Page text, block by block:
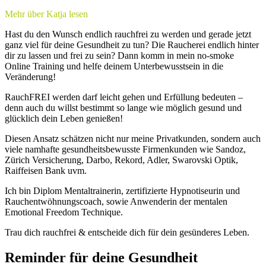
Mehr über Katja lesen
Hast du den Wunsch endlich rauchfrei zu werden und gerade jetzt
ganz viel für deine Gesundheit zu tun? Die Raucherei endlich hinter
dir zu lassen und frei zu sein? Dann komm in mein no-smoke
Online Training und helfe deinem Unterbewusstsein in die
Veränderung!
RauchFREI werden darf leicht gehen und Erfüllung bedeuten –
denn auch du willst bestimmt so lange wie möglich gesund und
glücklich dein Leben genießen!
Diesen Ansatz schätzen nicht nur meine Privatkunden, sondern auch
viele namhafte gesundheitsbewusste Firmenkunden wie Sandoz,
Zürich Versicherung, Darbo, Rekord, Adler, Swarovski Optik,
Raiffeisen Bank uvm.
Ich bin Diplom Mentaltrainerin, zertifizierte Hypnotiseurin und
Rauchentwöhnungscoach, sowie Anwenderin der mentalen
Emotional Freedom Technique.
Trau dich rauchfrei & entscheide dich für dein gesünderes Leben.
Reminder für deine Gesundheit